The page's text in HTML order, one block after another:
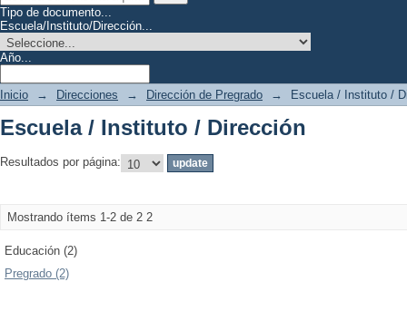
Tipo de documento...
Escuela/Instituto/Dirección...
Año...
Inicio → Direcciones → Dirección de Pregrado → Escuela / Instituto /
Escuela / Instituto / Dirección
Resultados por página:
Mostrando ítems 1-2 de 2 2
Educación (2)
Pregrado (2)